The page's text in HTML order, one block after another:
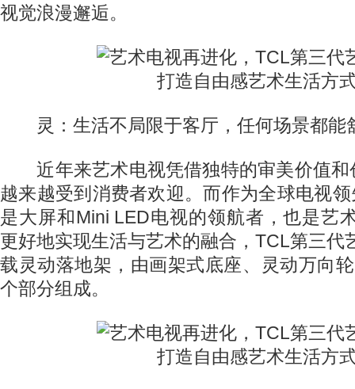
视觉浪漫邂逅。
灵：生活不局限于客厅，任何场景都能
近年来艺术电视凭借独特的审美价值和
越来越受到消费者欢迎。而作为全球电视
是大屏和Mini LED电视的领航者，也是艺
更好地实现生活与艺术的融合，TCL第三代
载灵动落地架，由画架式底座、灵动万向
个部分组成。